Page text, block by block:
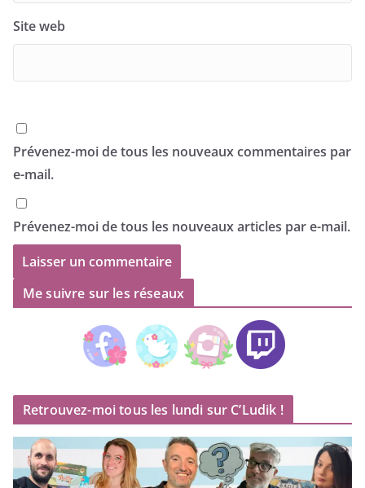
Site web
Prévenez-moi de tous les nouveaux commentaires par
e-mail.
Prévenez-moi de tous les nouveaux articles par e-mail.
Me suivre sur les réseaux
Retrouvez-moi tous les lundi sur C’Ludik !